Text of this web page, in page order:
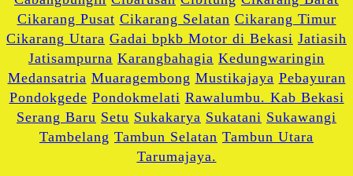
Cikarang Pusat Cikarang Selatan Cikarang Timur
Cikarang Utara Gadai bpkb Motor di Bekasi Jatiasih
Jatisampurna Karangbahagia Kedungwaringin
Medansatria Muaragembong Mustikajaya Pebayuran
Pondokgede Pondokmelati Rawalumbu. Kab Bekasi
Serang Baru Setu Sukakarya Sukatani Sukawangi
Tambelang Tambun Selatan Tambun Utara
Tarumajaya.